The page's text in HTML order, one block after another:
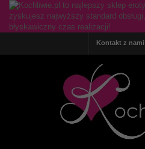
Kontakt z nami